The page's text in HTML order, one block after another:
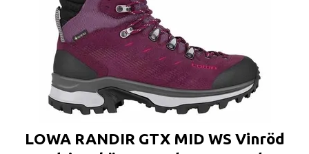
LOWA RANDIR GTX MID WS Vinröd